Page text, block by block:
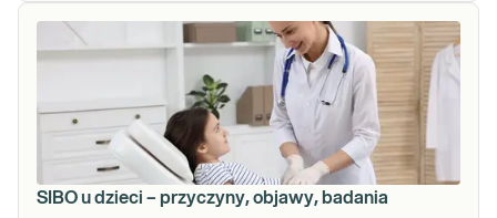
SIBO u dzieci – przyczyny, objawy, badania